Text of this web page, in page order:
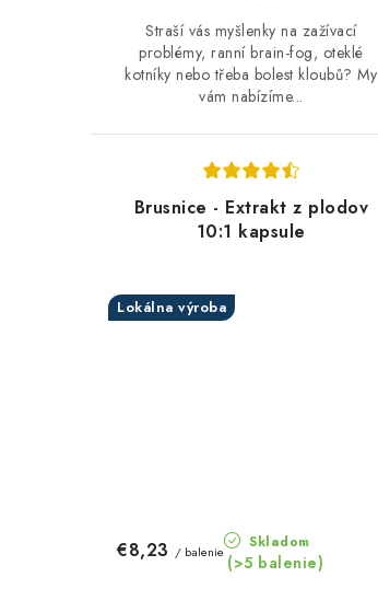
Straší vás myšlenky na zažívací
problémy, ranní brain-fog, oteklé
kotníky nebo třeba bolest kloubů? My
vám nabízíme...
Brusnice - Extrakt z plodov
10:1 kapsule
Lokálna výroba
Skladom
(>5 balenie)
€8,23 / balenie